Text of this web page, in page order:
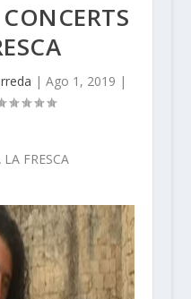
|Ago 1, 2019 |